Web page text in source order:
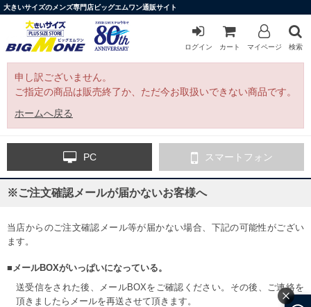
大きいサイズのメンズ専門店ビッグエムワン通販サイト
ログイン カート マイページ 検索
申し訳ございません。
ご指定の商品は販売終了か、ただ今お取扱いできない商品です。
ホームへ戻る
PC スマートフォン
※ご注文確認メールが届かないお客様へ
当店からのご注文確認メール等が届かない場合、下記の可能性がござい
ます。
■メールBOXがいっぱいになっている。
送受信をされた後、メールBOXをご確認ください。その後、ご連絡を
頂きましたらメールを再送させて頂きます。